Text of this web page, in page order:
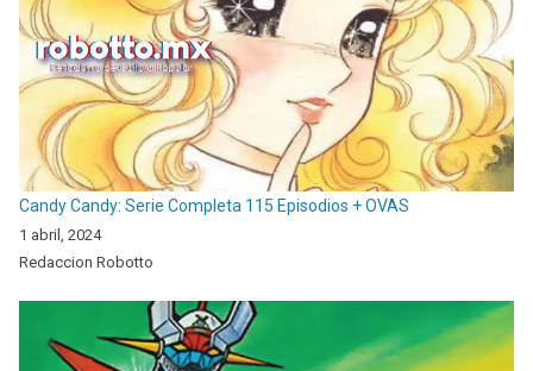
Candy Candy: Serie Completa 115 Episodios + OVAS
1 abril, 2024
Redaccion Robotto